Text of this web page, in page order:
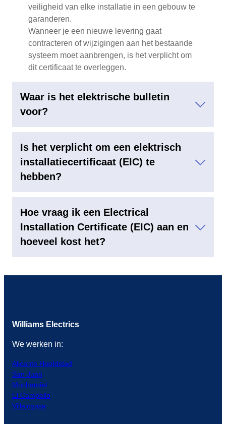
veiligheid van elke installatie in een gebouw te
garanderen.
Wanneer je een nieuwe levering gaat
contracteren of wijzigingen aan het bestaande
systeem moet aanbrengen, is het verplicht om
dit certificaat te overleggen.
Waar is het elektrische bulletin
voor?
Is het verplicht om een elektrisch
installatiecertificaat (EIC) te
hebben?
Hoe vraag ik een Electrical
Installation Certificate (EIC) aan en
hoeveel kost het?
Williams Electrics
We werken in:
Alicante Hoofdstad
San Juan
Muchamiel
El Campello
Villajoyosa